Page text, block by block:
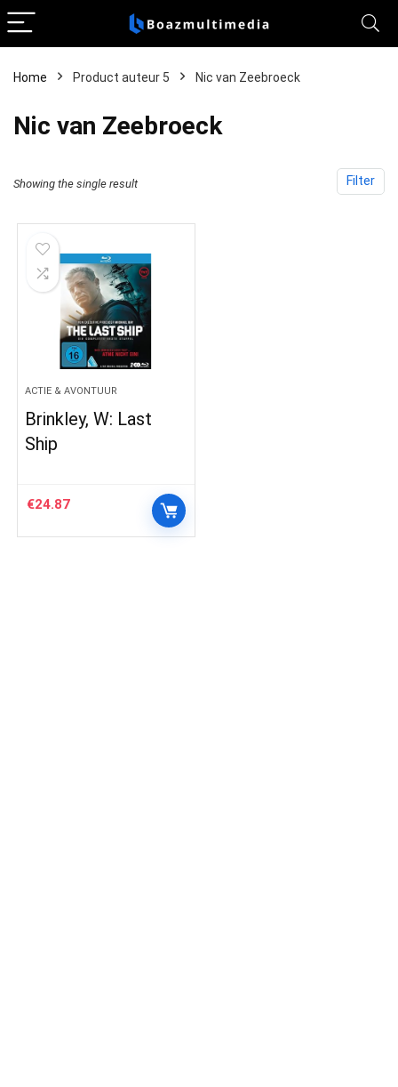
Home Product auteur 5 Nic van Zeebroeck
Nic van Zeebroeck
Filter
Showing the single result
ACTIE & AVONTUUR
Brinkley, W: Last
Ship
€24.87